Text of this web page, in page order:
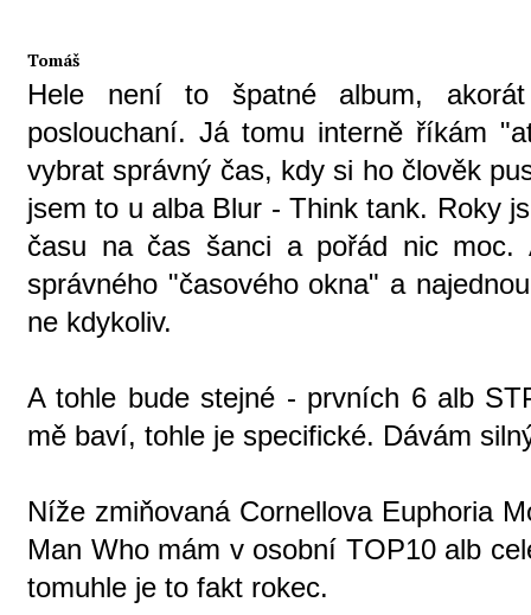
Tomáš
Hele není to špatné album,
poslouchaní. Já tomu interně říkám
vybrat správný čas, kdy si ho člověk
jsem to u alba Blur - Think tank. Roky
času na čas šanci a pořád nic
správného "časového okna" a
ne kdykoliv.
A tohle bude stejné - prvních 6 alb
mě baví, tohle je specifické. Dávám
Níže zmiňovaná Cornellova Euphoria
Man Who mám v osobní TOP10 alb
tomuhle je to fakt rokec.